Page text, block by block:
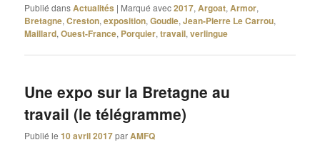
Publié dansActualités | Marqué avec2017,Argoat,Armor,
Bretagne,Creston,exposition,Goudie,Jean-Pierre Le Carrou,
Maillard,Ouest-France, Porquier,travail,verlingue
Une expo sur la Bretagne au
travail (le télégramme)
Publié le10 avril 2017parAMFQ